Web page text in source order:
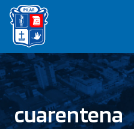
Saltar
contenido
cuarentena